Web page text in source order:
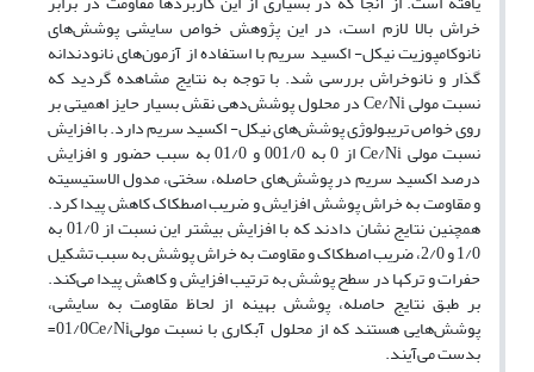
خراش بالا لازم است، در این پژوهش خواص سایشی پوشش‌های
نانوکامپوزیت نیکل- اکسید سریم با استفاده از آزمون‌های نانودندانه
گذار و نانوخراش بررسی شد. با توجه به نتایج مشاهده گردید که
نسبت مولی Ce/Ni در محلول پوشش‌دهی نقش بسیار حایز اهمیتی بر
روی خواص تریبولوژی پوشش‌های نیکل- اکسید سریم دارد. با افزایش
نسبت مولی Ce/Ni از 0 به 001/0 و 01/0 به سبب حضور و افزایش
درصد اکسید سریم در پوشش‌های حاصله، سختی، مدول الاستیسیته
و مقاومت به خراش پوشش افزایش و ضریب اصطکاک کاهش پیدا کرد.
همچنین نتایج نشان دادند که با افزایش بیشتر این نسبت از 01/0 به
1/0 و 2/0، ضریب اصطکاک و مقاومت به خراش پوشش به سبب تشکیل
حفرات و ترکها در سطح پوشش به ترتیب افزایش و کاهش پیدا می‌کند.
بر طبق نتایج حاصله، پوشش بهینه از لحاظ مقاومت به سایشی،
پوشش‌هایی هستند که از محلول آبکاری با نسبت مولی01/0Ce/Ni=
بدست می‌آیند.